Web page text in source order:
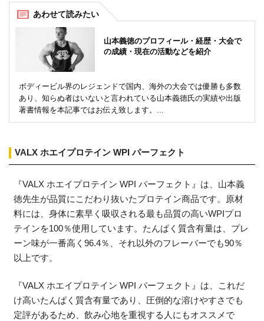
山本義徳のプロフィール・経歴・大会で
の成績・現在の活動などを紹介
ボディービル界のレジェンドで国内、海外の大会では優勝も多数
あり、知らぬ者はいないと言われている山本義徳氏の実績や出版
著書情報を本記事ではお伝え致します。...
VALX ホエイプロテイン WPI パーフェクト
『VALX ホエイプロテイン WPI パーフェクト』は、山本義
徳先生が品質にこだわり抜いたプロテイン商品です。原材
料には、身体に素早く吸収される最も品質の高いWPIプロ
テインを100％使用しています。たんぱく質含有量は、プレ
ーン味が一番高く96.4％、それ以外のフレーバーでも90％
以上です。
『VALX ホエイプロテイン WPI パーフェクト』は、これだ
け高いたんぱく質含有量であり、圧倒的な溶けやすさでも
定評があるため、飲み心地を重視する人にもオススメで